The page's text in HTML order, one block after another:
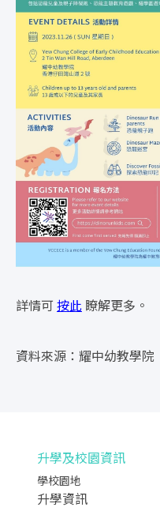
詳情可 按此 瞭解更多。
資料來源：耀中幼教學院
升學及校園資訊
學校園地
升學資訊